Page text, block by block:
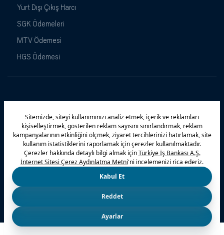
Yurt Dışı Çıkış Harcı
SGK Ödemeleri
MTV Ödemesi
HGS Ödemesi
© 2026 Türkiye İş Bankası A.Ş.
Maximiles Kampanyalar Yasal Uyarı Güvenlik
Gizlilik Politikamız Bilgi Toplumu Hizmetleri
Çerez Politikası Kişisel Verilerin Korunması